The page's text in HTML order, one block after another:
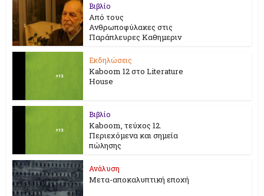
Βιβλίο
Από τους
Ανθρωποφύλακες στις
Παράπλευρες Καθημεριν
Εκδηλώσεις
Kaboom 12 στο Literature
House
Βιβλίο
Kaboom, τεύχος 12.
Περιεχόμενα και σημεία
πώλησης
Ανάλυση
Μετα-αποκαλυπτική εποχή